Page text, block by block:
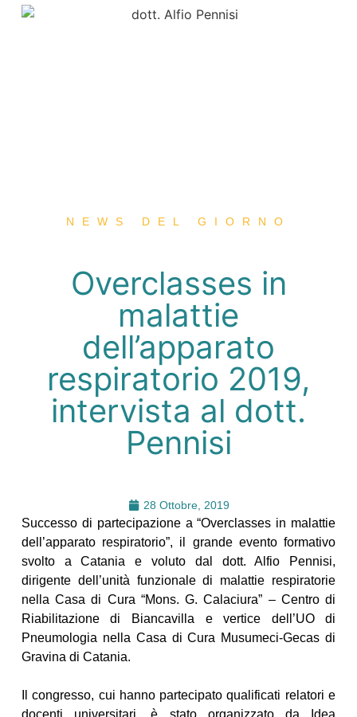
NEWS DEL GIORNO
Overclasses in
malattie
dell’apparato
respiratorio 2019,
intervista al dott.
Pennisi
28 Ottobre, 2019
Successo di partecipazione a “Overclasses in malattie
dell’apparato respiratorio”, il grande evento formativo
svolto a Catania e voluto dal dott. Alfio Pennisi,
dirigente dell’unità funzionale di malattie respiratorie
nella Casa di Cura “Mons. G. Calaciura” – Centro di
Riabilitazione di Biancavilla e vertice dell’UO di
Pneumologia nella Casa di Cura Musumeci-Gecas di
Gravina di Catania.
Il congresso, cui hanno partecipato qualificati relatori e
docenti universitari, è stato organizzato da Idea